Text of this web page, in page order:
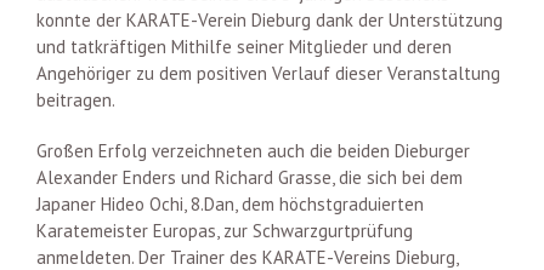
konnte der KARATE-Verein Dieburg dank der Unterstützung
und tatkräftigen Mithilfe seiner Mitglieder und deren
Angehöriger zu dem positiven Verlauf dieser Veranstaltung
beitragen.
Großen Erfolg verzeichneten auch die beiden Dieburger
Alexander Enders und Richard Grasse, die sich bei dem
Japaner Hideo Ochi, 8.Dan, dem höchstgraduierten
Karatemeister Europas, zur Schwarzgurtprüfung
anmeldeten. Der Trainer des KARATE-Vereins Dieburg,